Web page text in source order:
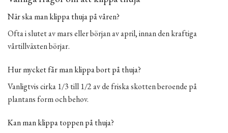
När ska man klippa thuja på våren?
Ofta i slutet av mars eller början av april, innan den kraftiga
vårtillväxten börjar.
Hur mycket får man klippa bort på thuja?
Vanligtvis cirka 1/3 till 1/2 av de friska skotten beroende på
plantans form och behov.
Kan man klippa toppen på thuja?